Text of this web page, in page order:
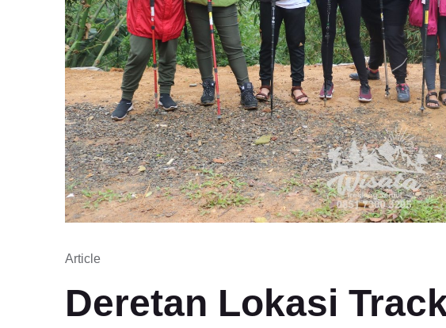
Article
Deretan Lokasi